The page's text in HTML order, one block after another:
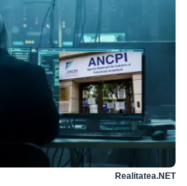
Realitatea.NET